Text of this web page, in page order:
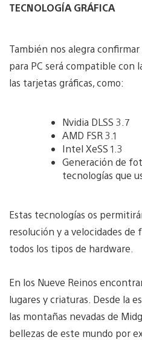
TECNOLOGÍA GRÁFICA
También nos alegra
para PC será compatible con
las tarjetas gráficas, como:
Nvidia DLSS 3.7
AMD FSR 3.1
Intel XeSS 1.3
Generación de
tecnologías que
Estas tecnologías os
resolución y a velocidades de
todos los tipos de hardware.
En los Nueve Reinos
lugares y criaturas. Desde la
las montañas nevadas de
bellezas de este mundo por